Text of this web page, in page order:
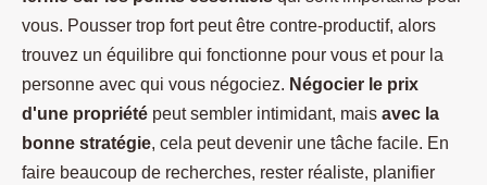
vous. Pousser trop fort peut être contre-productif, alors
trouvez un équilibre qui fonctionne pour vous et pour la
personne avec qui vous négociez. Négocier le prix
d'une propriété peut sembler intimidant, mais avec la
bonne stratégie, cela peut devenir une tâche facile. En
faire beaucoup de recherches, rester réaliste, planifier